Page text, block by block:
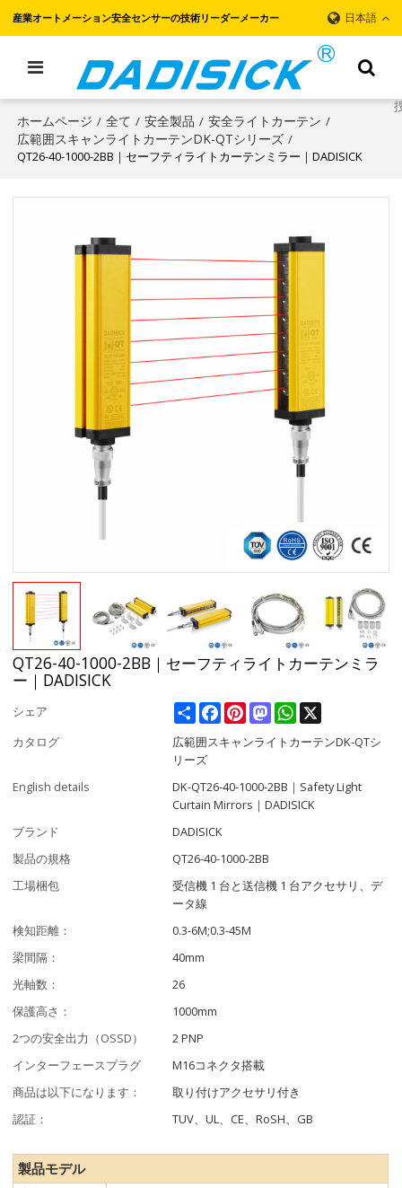
産業オートメーション安全センサーの技術リーダーメーカー 日本語
ホームページ / 全て / 安全製品 / 安全ライトカーテン /
広範囲スキャンライトカーテンDK-QTシリーズ /
QT26-40-1000-2BB｜セーフティライトカーテンミラー｜DADISICK
QT26-40-1000-2BB｜セーフティライトカーテンミラ
ー｜DADISICK
シェア ShareFacebookPinterestMastodonWhatsApp
カタログ
広範囲スキャンライトカーテンDK-QTシ
リーズ
English details
DK-QT26-40-1000-2BB｜Safety Light
Curtain Mirrors｜DADISICK
ブランド
DADISICK
製品の規格
QT26-40-1000-2BB
工場梱包
受信機 1 台と送信機 1 台アクセサリ、デ
ータ線
検知距離：
0.3-6M;0.3-45M
梁間隔：
40mm
光軸数：
26
保護高さ：
1000mm
2つの安全出力（OSSD）
2 PNP
インターフェースプラグ
M16コネクタ搭載
商品は以下になります：
取り付けアクセサリ付き
認証：
TUV、UL、CE、RoSH、GB
製品モデル